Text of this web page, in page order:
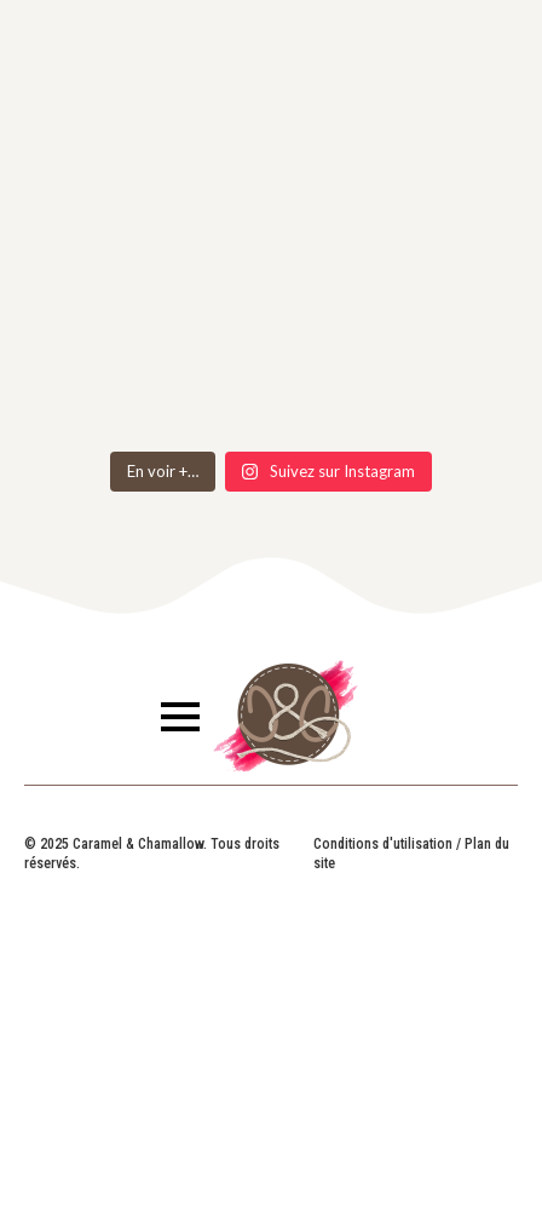
En voir +… Suivez sur Instagram
© 2025 Caramel & Chamallow. Tous droits
réservés.
Conditions d'utilisation / Plan du
site